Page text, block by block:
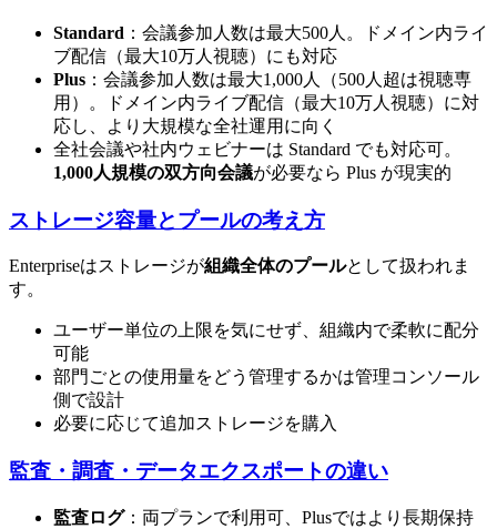
Standard ：会議参加人数は最大500人。ドメイン内ライ
ブ配信（最大10万人視聴）にも対応
Plus ：会議参加人数は最大1,000人（500人超は視聴専
用）。ドメイン内ライブ配信（最大10万人視聴）に対
応し、より大規模な全社運用に向く
全社会議や社内ウェビナーは Standard でも対応可。
1,000人規模の双方向会議が必要なら Plus が現実的
ストレージ容量とプールの考え方
Enterpriseはストレージが組織全体のプールとして扱われま
す。
ユーザー単位の上限を気にせず、組織内で柔軟に配分
可能
部門ごとの使用量をどう管理するかは管理コンソール
側で設計
必要に応じて追加ストレージを購入
監査・調査・データエクスポートの違い
監査ログ：両プランで利用可、Plusではより長期保持